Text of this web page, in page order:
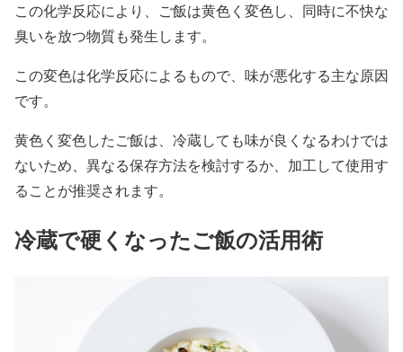
この化学反応により、ご飯は黄色く変色し、同時に不快な
臭いを放つ物質も発生します。
この変色は化学反応によるもので、味が悪化する主な原因
です。
黄色く変色したご飯は、冷蔵しても味が良くなるわけでは
ないため、異なる保存方法を検討するか、加工して使用す
ることが推奨されます。
冷蔵で硬くなったご飯の活用術